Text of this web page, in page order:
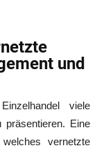
und
viele
Eine
vernetzte